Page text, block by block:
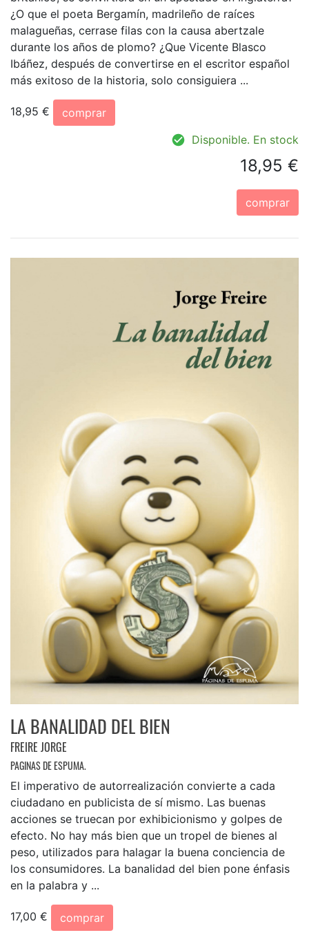
¿O que el poeta Bergamín, madrileño de raíces
malagueñas, cerrase filas con la causa abertzale
durante los años de plomo? ¿Que Vicente Blasco
Ibáñez, después de convertirse en el escritor español
más exitoso de la historia, solo consiguiera ...
18,95 €
comprar
Disponible. En stock
18,95 €
comprar
LA BANALIDAD DEL BIEN
FREIRE JORGE
PAGINAS DE ESPUMA.
El imperativo de autorrealización convierte a cada
ciudadano en publicista de sí mismo. Las buenas
acciones se truecan por exhibicionismo y golpes de
efecto. No hay más bien que un tropel de bienes al
peso, utilizados para halagar la buena conciencia de
los consumidores. La banalidad del bien pone énfasis
en la palabra y ...
17,00 €
comprar